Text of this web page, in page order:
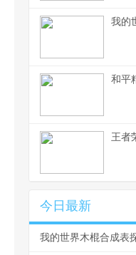
我的
和平
王者
今日最新
我的世界木棍合成表